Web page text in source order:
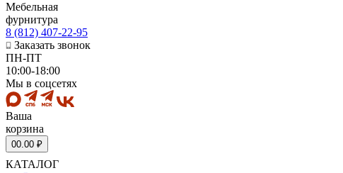
Мебельная
фурнитура
8 (812) 407-22-95
Заказать звонок
ПН-ПТ
10:00-18:00
Мы в соцсетях
Ваша
корзина
00.00 ₽
КАТАЛОГ